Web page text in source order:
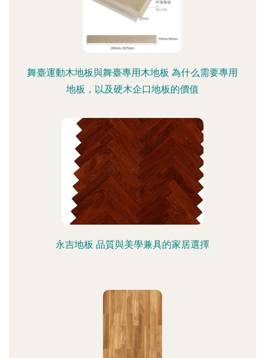
舞臺運動木地板與舞臺專用木地板 為什么需要專用
地板，以及硬木企口地板的價值
永吉地板 品質與美學兼具的家居選擇